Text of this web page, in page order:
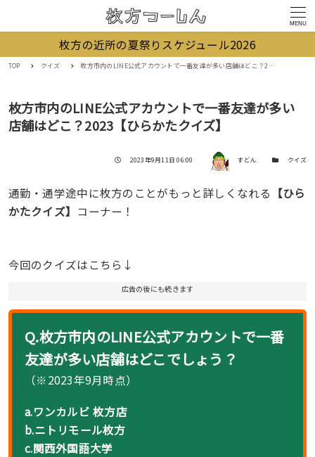
MENU
枚方の近所の夏祭りスケジュール2026
TOP クイズ 枚方市内のLINE公式アカウントで一番友達が多い店舗はどこ？2023【ひらかたクイズ】
枚方市内のLINE公式アカウントで一番友達が多い
店舗はどこ？2023【ひらかたクイズ】
投稿日
2023年9月11日 06:00 著者 すどん カテゴリー
クイズ
通勤・通学途中に枚方のことがもっと詳しくなれる 【ひら
かたクイズ】 コーナー！
今回のクイズはこちら↓
広告の後にも続きます
Q.枚方市内のLINE公式アカウントで一番
友達が多い店舗はどこでしょう？
（※2023年9月時点）
a.ワンカルビ 枚方店
b.ニトリモール枚方
c.関西外国語大学